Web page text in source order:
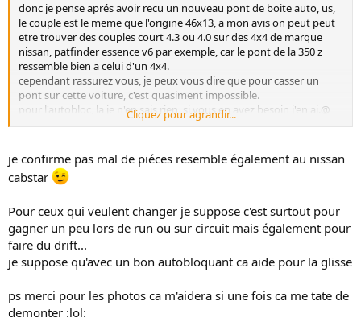
donc je pense aprés avoir recu un nouveau pont de boite auto, us,
le couple est le meme que l'origine 46x13, a mon avis on peut peut
etre trouver des couples court 4.3 ou 4.0 sur des 4x4 de marque
nissan, patfinder essence v6 par exemple, car le pont de la 350 z
ressemble bien a celui d'un 4x4.
cependant rassurez vous, je peux vous dire que pour casser un
pont sur cette voiture, c'est quasiment impossible.
pour l'autobloc, la je n'en sais rien, si vous en avez besoin j'en ai.@
plus
Cliquez pour agrandir...
je confirme pas mal de piéces resemble également au nissan
cabstar
Pour ceux qui veulent changer je suppose c'est surtout pour
gagner un peu lors de run ou sur circuit mais également pour
faire du drift...
je suppose qu'avec un bon autobloquant ca aide pour la glisse
ps merci pour les photos ca m'aidera si une fois ca me tate de
demonter :lol: